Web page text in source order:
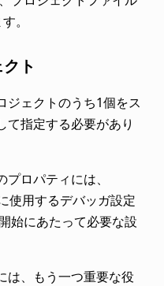
。
ト
ジェクトのうち1個をス
て指定する必要があり
ロパティには、
使用するデバッガ設定
始にあたって必要な設
は、もう一つ重要な役